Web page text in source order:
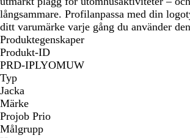
långsammare. Profilanpassa med din
ditt varumärke varje gång du använder
Produktegenskaper
Produkt-ID
PRD-IPLYOMUW
Typ
Jacka
Märke
Projob Prio
Målgrupp